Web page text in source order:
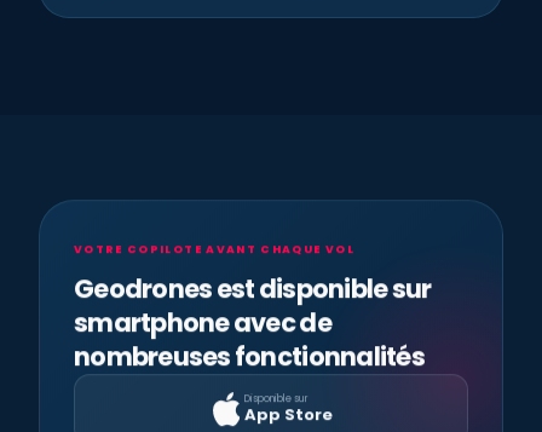
VOTRE COPILOTE AVANT CHAQUE VOL
Geodrones est disponible sur
smartphone avec de
nombreuses fonctionnalités
Disponible sur
App Store